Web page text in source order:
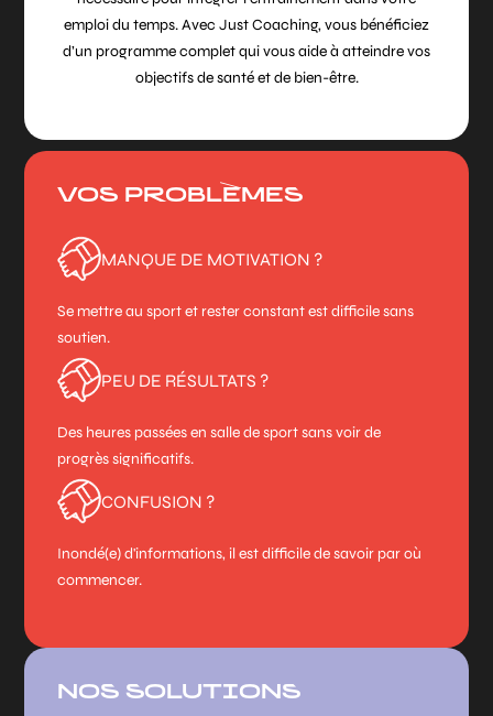
emploi du temps. Avec Just Coaching, vous bénéficiez
d’un programme complet qui vous aide à atteindre vos
objectifs de santé et de bien-être.
VOS PROBLÈMES
MANQUE DE MOTIVATION ?
Se mettre au sport et rester constant est difficile sans
soutien.
PEU DE RÉSULTATS ?
Des heures passées en salle de sport sans voir de
progrès significatifs.
CONFUSION ?
Inondé(e) d'informations, il est difficile de savoir par où
commencer.
NOS SOLUTIONS